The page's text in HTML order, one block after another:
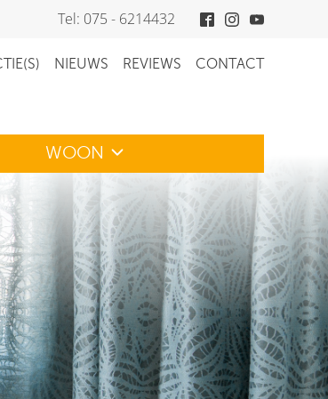
Tel: 075 - 6214432
NIEUWS REVIEWS CONTACT
WOON